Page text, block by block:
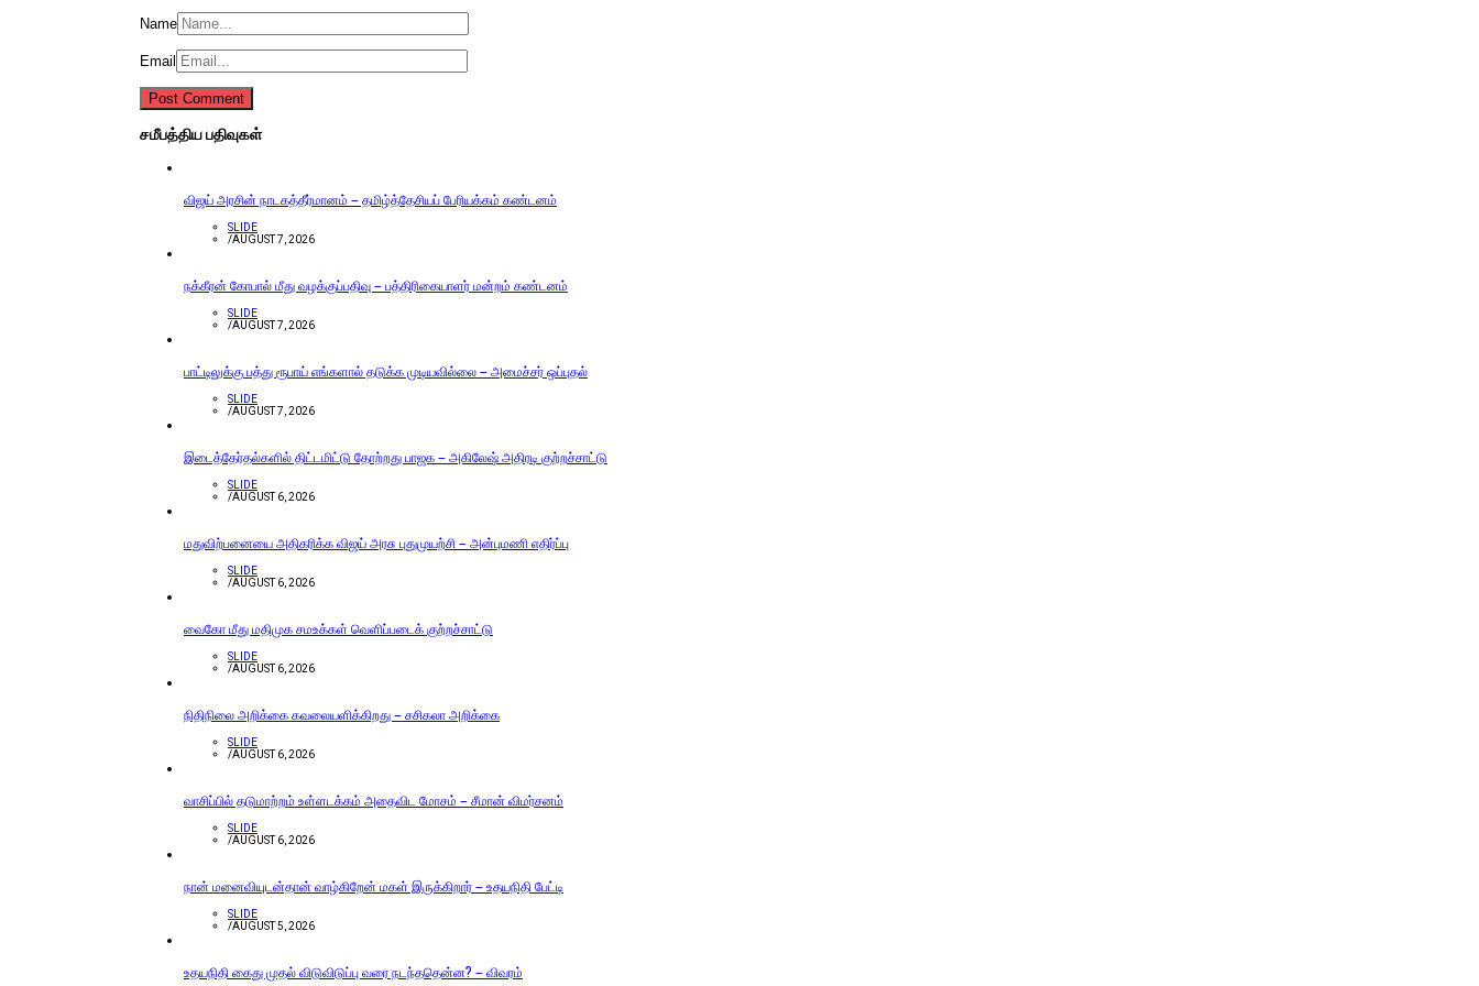
Name
Email
சமீபத்திய பதிவுகள்
விஜய் அரசின் நாடகத்தீர்மானம் – தமிழ்த்தேசியப் பேரியக்கம் கண்டனம்
SLIDE
/AUGUST 7, 2026
நக்கீரன் கோபால் மீது வழக்குப்பதிவு – பத்திரிகையாளர் மன்றம் கண்டனம்
SLIDE
/AUGUST 7, 2026
பாட்டிலுக்கு பத்து ரூபாய் எங்களால் தடுக்க முடியவில்லை – அமைச்சர் ஒப்புதல்
SLIDE
/AUGUST 7, 2026
இடைத்தேர்தல்களில் திட்டமிட்டு தோற்றது பாஜக – அகிலேஷ் அதிரடி குற்றச்சாட்டு
SLIDE
/AUGUST 6, 2026
மதுவிற்பனையை அதிகரிக்க விஜய் அரசு புதுமுயற்சி – அன்புமணி எதிர்ப்பு
SLIDE
/AUGUST 6, 2026
வைகோ மீது மதிமுக சமஉக்கள் வெளிப்படைக் குற்றச்சாட்டு
SLIDE
/AUGUST 6, 2026
நிதிநிலை அறிக்கை கவலையளிக்கிறது – சசிகலா அறிக்கை
SLIDE
/AUGUST 6, 2026
வாசிப்பில் தடுமாற்றம் உள்ளடக்கம் அதைவிட மோசம் – சீமான் விமர்சனம்
SLIDE
/AUGUST 6, 2026
நான் மனைவியுடன்தான் வாழ்கிறேன் மகள் இருக்கிறார் – உதயநிதி பேட்டி
SLIDE
/AUGUST 5, 2026
உதயநிதி கைது முதல் விடுவிடுப்பு வரை நடந்ததென்ன? – விவரம்